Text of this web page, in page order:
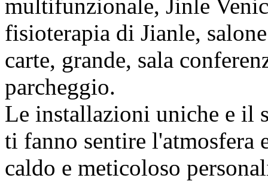
multifunzionale, Jinle
fisioterapia di Jianle,
carte, grande, sala
parcheggio.
Le installazioni uniche e il
ti fanno sentire l'atmosfera
caldo e meticoloso